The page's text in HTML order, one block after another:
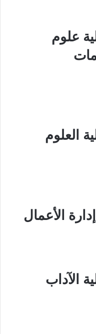
علوم
العلوم
الأعمال
الآداب